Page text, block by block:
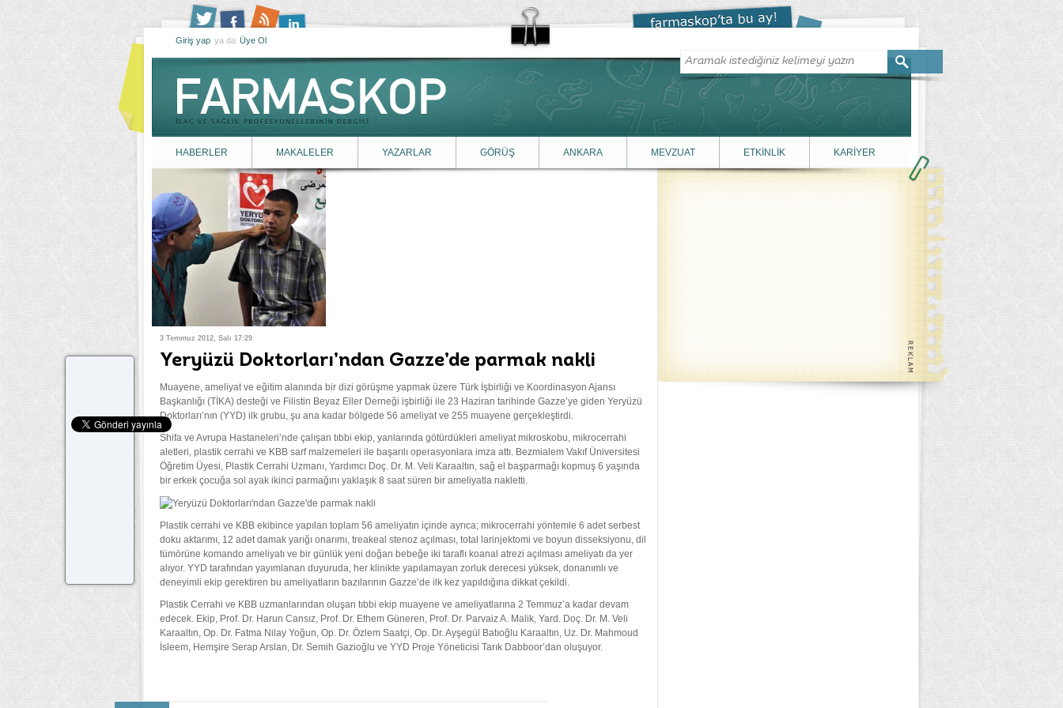
Giriş yap ya da Üye Ol
HABERLER MAKALELER YAZARLAR GÖRÜŞ ANKARA MEVZUAT ETKİNLİK KARİYER
3 Temmuz 2012, Salı 17:29
Yeryüzü Doktorları’ndan Gazze’de parmak nakli
Muayene, ameliyat ve eğitim alanında bir dizi görüşme yapmak üzere Türk İşbirliği ve Koordinasyon Ajansı
Başkanlığı (TİKA) desteği ve Filistin Beyaz Eller Derneği işbirliği ile 23 Haziran tarihinde Gazze’ye giden Yeryüzü
Doktorları’nın (YYD) ilk grubu, şu ana kadar bölgede 56 ameliyat ve 255 muayene gerçekleştirdi.
Shifa ve Avrupa Hastaneleri’nde çalışan tıbbi ekip, yanlarında götürdükleri ameliyat mikroskobu, mikrocerrahi
aletleri, plastik cerrahi ve KBB sarf malzemeleri ile başarılı operasyonlara imza attı. Bezmialem Vakıf Üniversitesi
Öğretim Üyesi, Plastik Cerrahi Uzmanı, Yardımcı Doç. Dr. M. Veli Karaaltın, sağ el başparmağı kopmuş 6 yaşında
bir erkek çocuğa sol ayak ikinci parmağını yaklaşık 8 saat süren bir ameliyatla nakletti.
Plastik cerrahi ve KBB ekibince yapılan toplam 56 ameliyatın içinde ayrıca; mikrocerrahi yöntemle 6 adet serbest
doku aktarımı, 12 adet damak yarığı onarımı, treakeal stenoz açılması, total larinjektomi ve boyun disseksiyonu, dil
tümörüne komando ameliyatı ve bir günlük yeni doğan bebeğe iki taraflı koanal atrezi açılması ameliyatı da yer
alıyor. YYD tarafından yayımlanan duyuruda, her klinikte yapılamayan zorluk derecesi yüksek, donanımlı ve
deneyimli ekip gerektiren bu ameliyatların bazılarının Gazze’de ilk kez yapıldığına dikkat çekildi.
Plastik Cerrahi ve KBB uzmanlarından oluşan tıbbi ekip muayene ve ameliyatlarına 2 Temmuz’a kadar devam
edecek. Ekip, Prof. Dr. Harun Cansız, Prof. Dr. Ethem Güneren, Prof. Dr. Parvaiz A. Malik, Yard. Doç. Dr. M. Veli
Karaaltın, Op. Dr. Fatma Nilay Yoğun, Op. Dr. Özlem Saatçi, Op. Dr. Ayşegül Batıoğlu Karaaltın, Uz. Dr. Mahmoud
İsleem, Hemşire Serap Arslan, Dr. Semih Gazioğlu ve YYD Proje Yöneticisi Tarık Dabboor’dan oluşuyor.